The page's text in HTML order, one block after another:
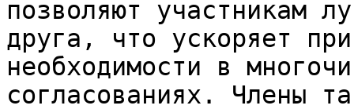
позволяют участникам
друга, что ускоряет
необходимости в
согласованиях. Члены